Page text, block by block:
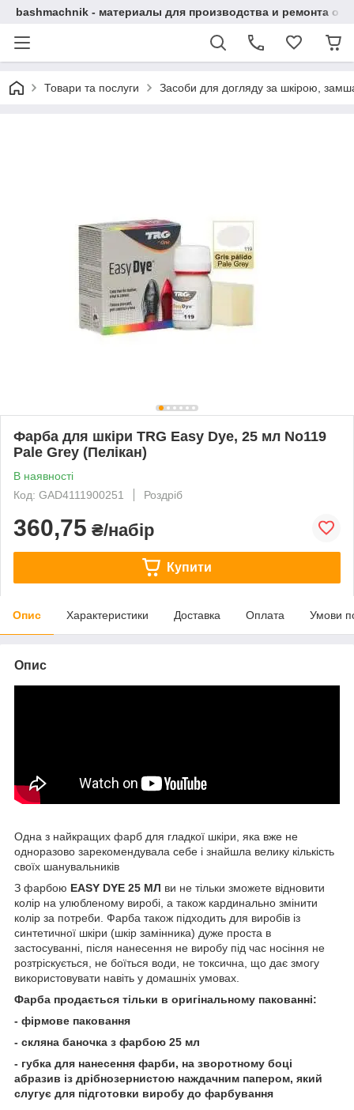
bashmachnik - материалы для производства и ремонта
Товари та послуги Засоби для догляду за шкірою,
Фарба для шкіри TRG Easy Dye, 25 мл No119
Pale Grey (Пелікан)
В наявності
Код: GAD4111900251
Роздріб
360,75 ₴/набір
Купити
Опис Характеристики Доставка Оплата Умови
Опис
Одна з найкращих фарб для гладкої шкіри, яка вже не
одноразово зарекомендувала себе і знайшла велику кількість
своїх шанувальників
З фарбою EASY DYE 25 МЛ ви не тільки зможете відновити
колір на улюбленому виробі, а також кардинально змінити
колір за потреби. Фарба також підходить для виробів із
синтетичної шкіри (шкір замінника) дуже проста в
застосуванні, після нанесення не виробу під час носіння не
розтріскується, не боїться води, не токсична, що дає змогу
використовувати навіть у домашніх умовах.
Фарба продається тільки в оригінальному пакованні:
- фірмове паковання
- скляна баночка з фарбою 25 мл
- губка для нанесення фарби, на зворотному боці
абразив із дрібнозернистою наждачним папером, який
слугує для підготовки виробу до фарбування